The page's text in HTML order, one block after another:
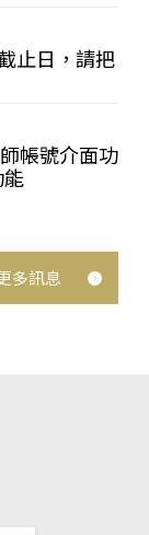
止日，請把
帳號介面功
多訊息